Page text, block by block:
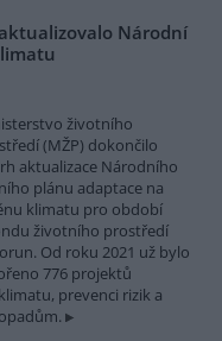
Národní
životního
(MŽP) dokončilo
aktualizace Národního
plánu adaptace na
klimatu pro období
životního prostředí
Od roku 2021 už bylo
776 projektů
prevenci rizik a